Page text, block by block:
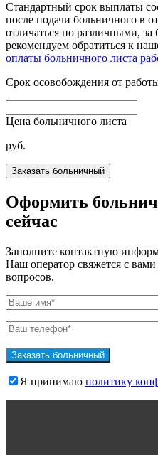
Стандартный срок выплаты
после подачи больничного в
отличаться по различными,
рекомендуем обратиться к
оплаты больничного листа
Срок осовобождения от
Цена больничного листа
руб.
Оформить
сейчас
Заполните контактную
Наш оператор свяжется с вами
вопросов.
Я принимаю политику